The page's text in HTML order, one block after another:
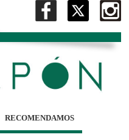
RECOMENDAMOS